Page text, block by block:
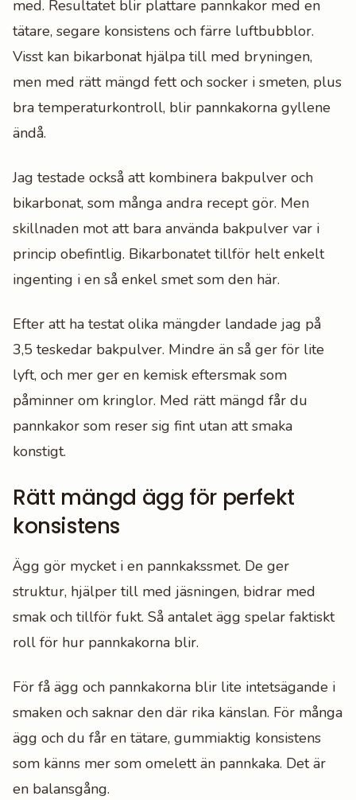
med. Resultatet blir plattare pannkakor med en
tätare, segare konsistens och färre luftbubblor.
Visst kan bikarbonat hjälpa till med bryningen,
men med rätt mängd fett och socker i smeten, plus
bra temperaturkontroll, blir pannkakorna gyllene
ändå.
Jag testade också att kombinera bakpulver och
bikarbonat, som många andra recept gör. Men
skillnaden mot att bara använda bakpulver var i
princip obefintlig. Bikarbonatet tillför helt enkelt
ingenting i en så enkel smet som den här.
Efter att ha testat olika mängder landade jag på
3,5 teskedar bakpulver. Mindre än så ger för lite
lyft, och mer ger en kemisk eftersmak som
påminner om kringlor. Med rätt mängd får du
pannkakor som reser sig fint utan att smaka
konstigt.
Rätt mängd ägg för perfekt
konsistens
Ägg gör mycket i en pannkakssmet. De ger
struktur, hjälper till med jäsningen, bidrar med
smak och tillför fukt. Så antalet ägg spelar faktiskt
roll för hur pannkakorna blir.
För få ägg och pannkakorna blir lite intetsägande i
smaken och saknar den där rika känslan. För många
ägg och du får en tätare, gummiaktig konsistens
som känns mer som omelett än pannkaka. Det är
en balansgång.